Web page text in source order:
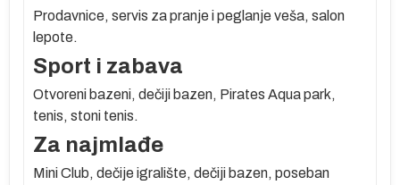
Prodavnice, servis za pranje i peglanje veša, salon
lepote.
Sport i zabava
Otvoreni bazeni, dečiji bazen, Pirates Aqua park,
tenis, stoni tenis.
Za najmlađe
Mini Club, dečije igralište, dečiji bazen, poseban